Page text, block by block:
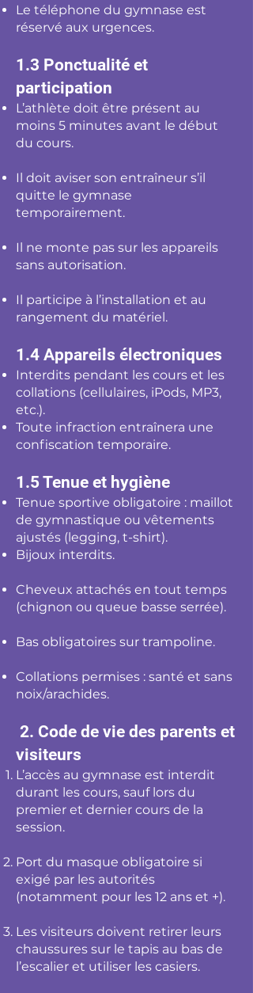
Le téléphone du gymnase est
réservé aux urgences.
1.3 Ponctualité et
participation
L’athlète doit être présent au
moins 5 minutes avant le début
du cours.
Il doit aviser son entraîneur s’il
quitte le gymnase
temporairement.
Il ne monte pas sur les appareils
sans autorisation.
Il participe à l’installation et au
rangement du matériel.
1.4 Appareils électroniques
Interdits pendant les cours et les
collations (cellulaires, iPods, MP3,
etc.).
Toute infraction entraînera une
confiscation temporaire.
1.5 Tenue et hygiène
Tenue sportive obligatoire : maillot
de gymnastique ou vêtements
ajustés (legging, t-shirt).
Bijoux interdits.
Cheveux attachés en tout temps
(chignon ou queue basse serrée).
Bas obligatoires sur trampoline.
Collations permises : santé et sans
noix/arachides.
2. Code de vie des parents et
visiteurs
L’accès au gymnase est interdit
durant les cours, sauf lors du
premier et dernier cours de la
session.
Port du masque obligatoire si
exigé par les autorités
(notamment pour les 12 ans et +).
Les visiteurs doivent retirer leurs
chaussures sur le tapis au bas de
l’escalier et utiliser les casiers.